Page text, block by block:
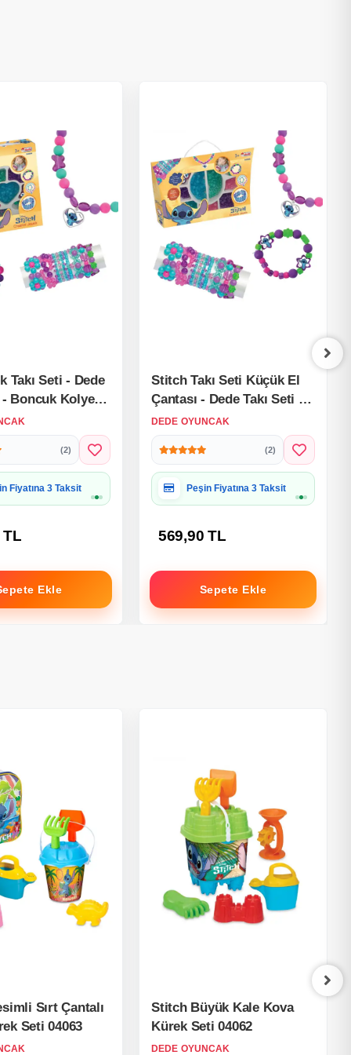
Takı Seti - Dede
- Boncuk Kolye
Stitch Takı
Kolye Seti
(2)
Paketine Uygun
TL
Ekle
Stitch Takı Seti Küçük El
Çantası - Dede Takı Seti -
Boncuk Kolye Seti -
Disney Stitch Takı Seti
DEDE OYUNCAK
(2)
Hediye Paketine Uygun
569,90 TL
Sepete Ekle
Sırt Çantalı
Seti 04063
Stitch Büyük Kale Kova
Kürek Seti 04062
DEDE OYUNCAK